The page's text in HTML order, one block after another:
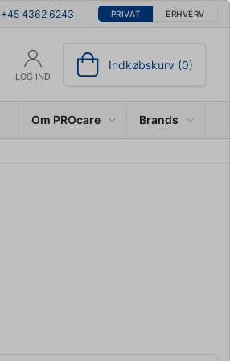
+45 4362 6243 PRIVAT ERHVERV
LOG IND
Indkøbskurv (0)
Om PROcare Brands